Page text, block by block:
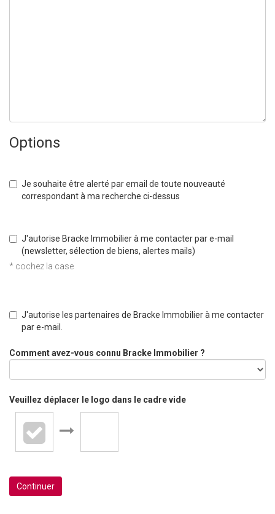
Options
Je souhaite être alerté par email de toute nouveauté
correspondant à ma recherche ci-dessus
J'autorise Bracke Immobilier à me contacter par e-mail
(newsletter, sélection de biens, alertes mails)
* cochez la case
J'autorise les partenaires de Bracke Immobilier à me contacter
par e-mail.
Comment avez-vous connu Bracke Immobilier ?
Veuillez déplacer le logo dans le cadre vide
Continuer